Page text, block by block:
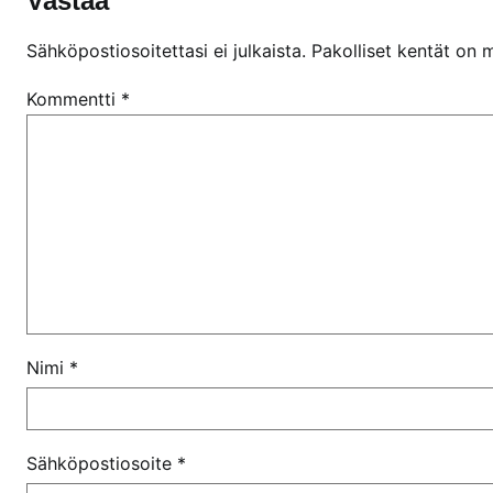
Sähköpostiosoitettasi ei julkaista. Pakolliset kentät on
Kommentti *
Nimi *
Sähköpostiosoite *